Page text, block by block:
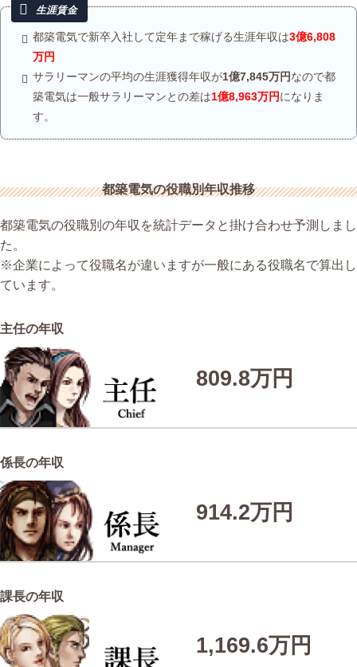
都築電気で新卒入社して定年まで稼げる生涯年収は3億6,808
万円
サラリーマンの平均の生涯獲得年収が1億7,845万円なので都
築電気は一般サラリーマンとの差は1億8,963万円になりま
す。
都築電気の役職別年収推移
都築電気の役職別の年収を統計データと掛け合わせ予測しまし
た。
※企業によって役職名が違いますが一般にある役職名で算出し
ています。
主任の年収
809.8万円
係長の年収
914.2万円
課長の年収
1,169.6万円